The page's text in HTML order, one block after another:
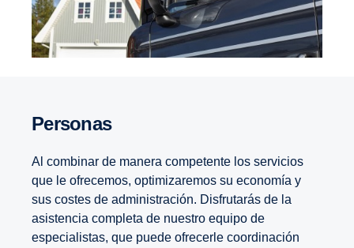
Personas
Al combinar de manera competente los servicios
que le ofrecemos, optimizaremos su economía y
sus costes de administración. Disfrutarás de la
asistencia completa de nuestro equipo de
especialistas, que puede ofrecerle coordinación